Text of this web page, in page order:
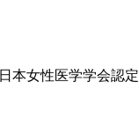
本女性医学学会認